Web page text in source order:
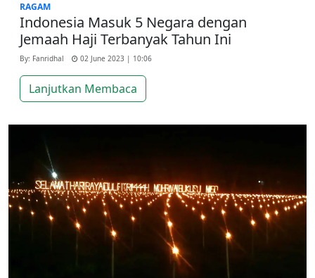
RAGAM
Indonesia Masuk 5 Negara dengan
Jemaah Haji Terbanyak Tahun Ini
By: Fanridhal 02 June 2023 | 10:06
Lanjutkan Membaca